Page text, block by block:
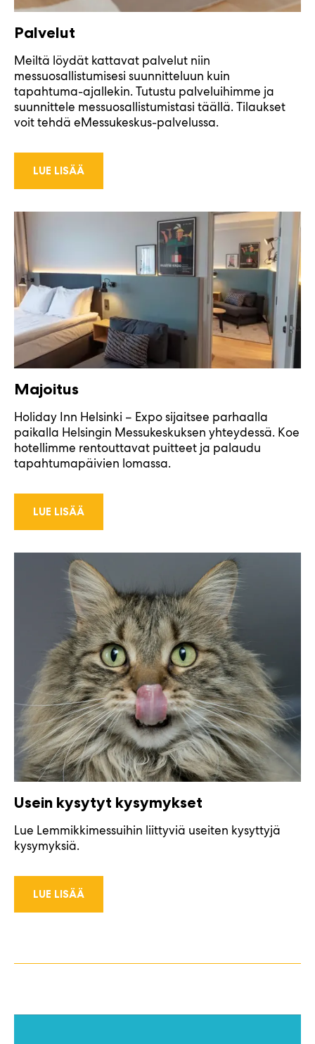
Palvelut
Meiltä löydät kattavat palvelut niin
messuosallistumisesi suunnitteluun kuin
tapahtuma-ajallekin. Tutustu palveluihimme ja
suunnittele messuosallistumistasi täällä. Tilaukset
voit tehdä eMessukeskus-palvelussa.
LUE LISÄÄ
Majoitus
Holiday Inn Helsinki – Expo sijaitsee parhaalla
paikalla Helsingin Messukeskuksen yhteydessä. Koe
hotellimme rentouttavat puitteet ja palaudu
tapahtumapäivien lomassa.
LUE LISÄÄ
Usein kysytyt kysymykset
Lue Lemmikkimessuihin liittyviä useiten kysyttyjä
kysymyksiä.
LUE LISÄÄ